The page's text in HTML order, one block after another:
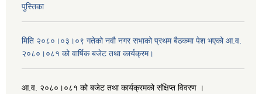
पुस्तिका
मिति २०८०।०३।०९ गतेको नवौ नगर सभाको प्रथम बैठकमा पेश भएको आ.व.
२०८०।०८१ को वार्षिक बजेट तथा कार्यक्रम।
आ.व. २०८०।०८१ को बजेट तथा कार्यक्रमको संक्षिप्त विवरण ।